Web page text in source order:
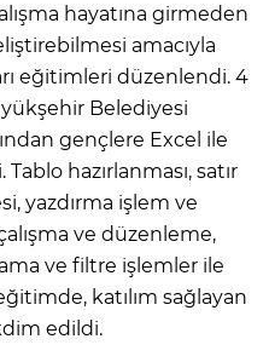
hayatına girmeden
amacıyla
eğitimleri düzenlendi. 4
Belediyesi
gençlere Excel ile
hazırlanması, satır
yazdırma işlem ve
ve düzenleme,
ve filtre işlemler ile
katılım sağlayan
edildi.